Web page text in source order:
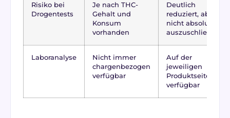
Risiko bei
Drogentests
Je nach THC-
Gehalt und
Konsum
vorhanden
Deutlich
reduziert, aber
nicht absolut
auszuschließen
Laboranalyse
Nicht immer
chargenbezogen
verfügbar
Auf der
jeweiligen
Produktseite
verfügbar